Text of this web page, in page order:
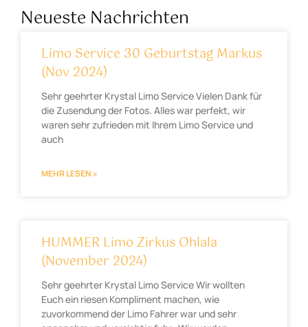
Neueste Nachrichten
Limo Service 30 Geburtstag Markus
(Nov 2024)
Sehr geehrter Krystal Limo Service Vielen Dank für
die Zusendung der Fotos. Alles war perfekt, wir
waren sehr zufrieden mit Ihrem Limo Service und
auch
MEHR LESEN »
HUMMER Limo Zirkus Ohlala
(November 2024)
Sehr geehrter Krystal Limo Service Wir wollten
Euch ein riesen Kompliment machen, wie
zuvorkommend der Limo Fahrer war und sehr